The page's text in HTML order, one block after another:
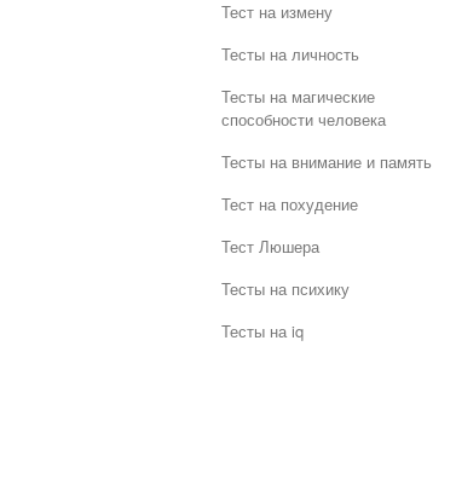
Тест на измену
Тесты на личность
Тесты на магические
способности человека
Тесты на внимание и память
Тест на похудение
Тест Люшера
Тесты на психику
Тесты на iq